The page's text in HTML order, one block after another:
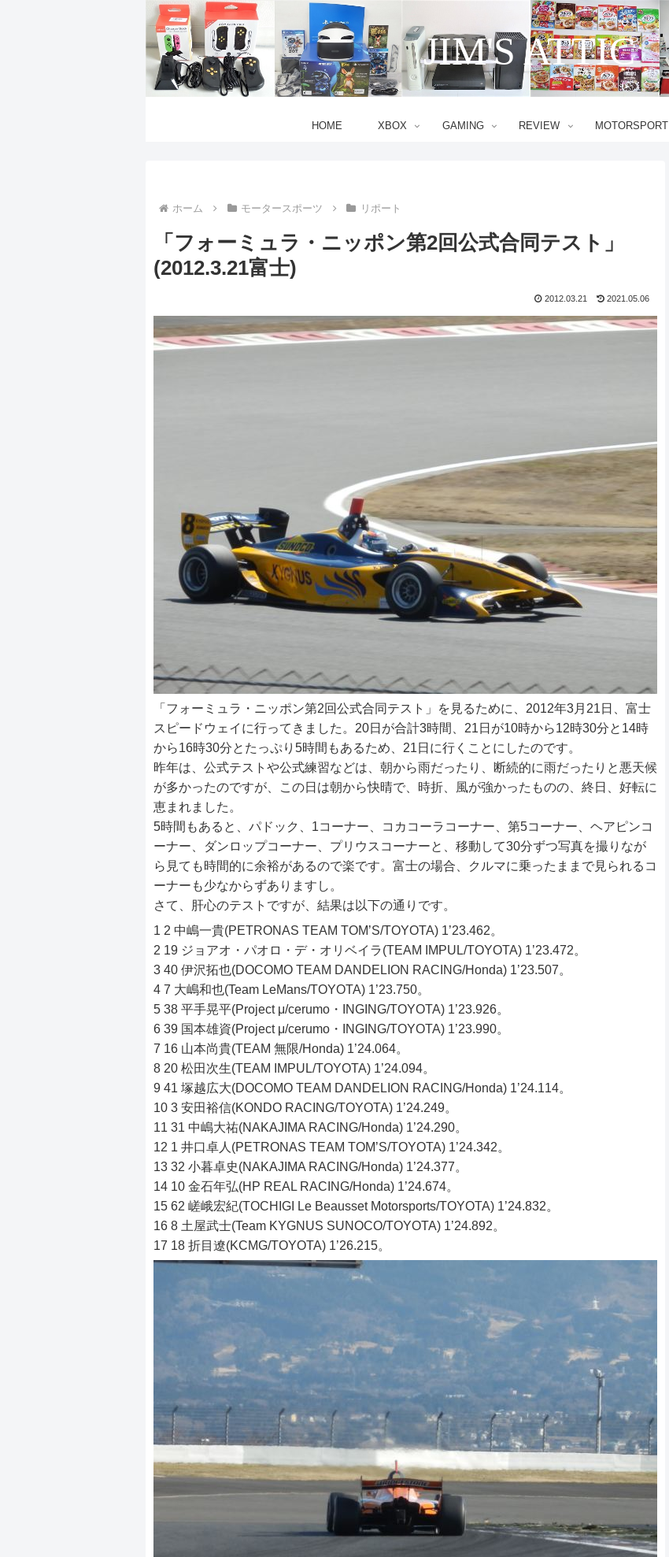
JIM'S ATTIC
HOME XBOX GAMING REVIEW MOTORSPORT
ホーム モータースポーツ リポート
「フォーミュラ・ニッポン第2回公式合同テスト」
(2012.3.21富士)
2012.03.21 2021.05.06
「フォーミュラ・ニッポン第2回公式合同テスト」を見るために、2012年3月21日、富士
スピードウェイに行ってきました。20日が合計3時間、21日が10時から12時30分と14時
から16時30分とたっぷり5時間もあるため、21日に行くことにしたのです。
昨年は、公式テストや公式練習などは、朝から雨だったり、断続的に雨だったりと悪天候
が多かったのですが、この日は朝から快晴で、時折、風が強かったものの、終日、好転に
恵まれました。
5時間もあると、パドック、1コーナー、コカコーラコーナー、第5コーナー、ヘアピンコ
ーナー、ダンロップコーナー、プリウスコーナーと、移動して30分ずつ写真を撮りなが
ら見ても時間的に余裕があるので楽です。富士の場合、クルマに乗ったままで見られるコ
ーナーも少なからずありますし。
さて、肝心のテストですが、結果は以下の通りです。
1 2 中嶋一貴(PETRONAS TEAM TOM’S/TOYOTA) 1’23.462。
2 19 ジョアオ・パオロ・デ・オリベイラ(TEAM IMPUL/TOYOTA) 1’23.472。
3 40 伊沢拓也(DOCOMO TEAM DANDELION RACING/Honda) 1’23.507。
4 7 大嶋和也(Team LeMans/TOYOTA) 1’23.750。
5 38 平手晃平(Project μ/cerumo・INGING/TOYOTA) 1’23.926。
6 39 国本雄資(Project μ/cerumo・INGING/TOYOTA) 1’23.990。
7 16 山本尚貴(TEAM 無限/Honda) 1’24.064。
8 20 松田次生(TEAM IMPUL/TOYOTA) 1’24.094。
9 41 塚越広大(DOCOMO TEAM DANDELION RACING/Honda) 1’24.114。
10 3 安田裕信(KONDO RACING/TOYOTA) 1’24.249。
11 31 中嶋大祐(NAKAJIMA RACING/Honda) 1’24.290。
12 1 井口卓人(PETRONAS TEAM TOM’S/TOYOTA) 1’24.342。
13 32 小暮卓史(NAKAJIMA RACING/Honda) 1’24.377。
14 10 金石年弘(HP REAL RACING/Honda) 1’24.674。
15 62 嵯峨宏紀(TOCHIGI Le Beausset Motorsports/TOYOTA) 1’24.832。
16 8 土屋武士(Team KYGNUS SUNOCO/TOYOTA) 1’24.892。
17 18 折目遼(KCMG/TOYOTA) 1’26.215。